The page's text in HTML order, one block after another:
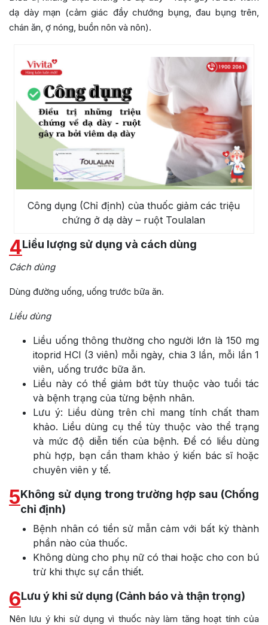
dạ dày mạn (cảm giác đầy chướng bụng, đau bụng trên,
chán ăn, ợ nóng, buồn nôn và nôn).
Công dụng (Chỉ định) của thuốc giảm các triệu
chứng ở dạ dày – ruột Toulalan
4Liều lượng sử dụng và cách dùng
Cách dùng
Dùng đường uống, uống trước bữa ăn.
Liều dùng
Liều uống thông thường cho người lớn là 150 mg
itoprid HCl (3 viên) mỗi ngày, chia 3 lần, mỗi lần 1
viên, uống trước bữa ăn.
Liều này có thể giảm bớt tùy thuộc vào tuổi tác
và bệnh trạng của từng bệnh nhân.
Lưu ý: Liều dùng trên chỉ mang tính chất tham
khảo. Liều dùng cụ thể tùy thuộc vào thể trạng
và mức độ diễn tiến của bệnh. Để có liều dùng
phù hợp, bạn cần tham khảo ý kiến bác sĩ hoặc
chuyên viên y tế.
5Không sử dụng trong trường hợp sau (Chống
chỉ định)
Bệnh nhân có tiền sử mẫn cảm với bất kỳ thành
phần nào của thuốc.
Không dùng cho phụ nữ có thai hoặc cho con bú
trừ khi thực sự cần thiết.
6Lưu ý khi sử dụng (Cảnh báo và thận trọng)
Nên lưu ý khi sử dụng vì thuốc này làm tăng hoạt tính của